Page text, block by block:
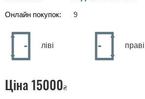
Онлайн покупок: 9
ліві праві
Ціна15000₴